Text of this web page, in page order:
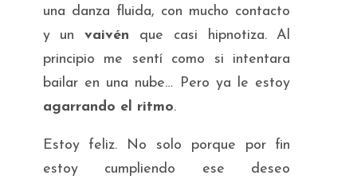
una danza fluida, con mucho contacto
y unvaivén que casi hipnotiza. Al
principio me sentí como si intentara
bailar en una nube… Pero ya le estoy
agarrando el ritmo.
Estoy feliz. No solo porque por fin
estoy cumpliendo ese deseo